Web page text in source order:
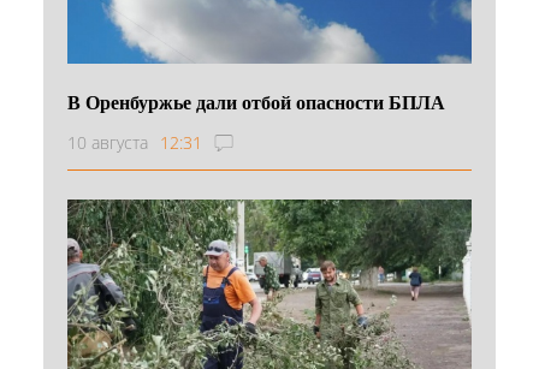
В Оренбуржье дали отбой опасности БПЛА
10 августа 12:31